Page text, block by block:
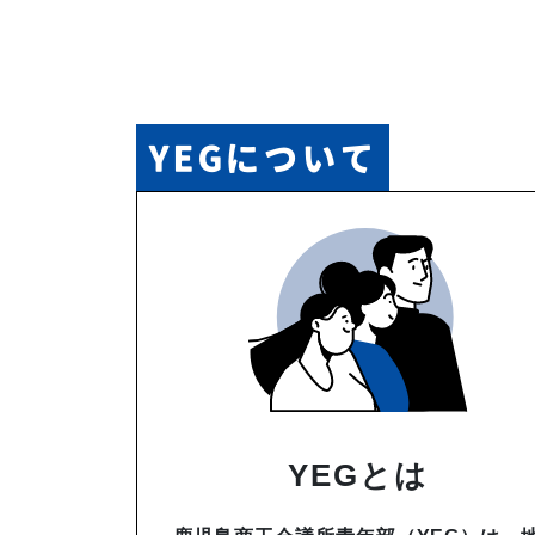
YEGについて
YEGとは